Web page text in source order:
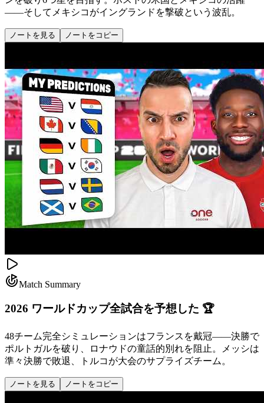
——そしてメキシコがイングランドを撃破という波乱。
ノートを見る ノートをコピー
Match Summary
2026 ワールドカップ全試合を予想した 🏆
48チーム完全シミュレーションはフランスを戴冠——決勝で
ポルトガルを破り、ロナウドの童話的別れを阻止。メッシは
準々決勝で敗退、トルコが大会のサプライズチーム。
ノートを見る ノートをコピー